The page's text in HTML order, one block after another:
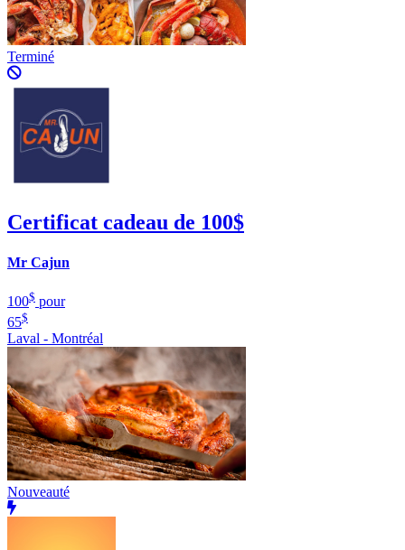
Terminé
Certificat cadeau de 100$
Mr Cajun
100$ pour
65$
Laval - Montréal
Nouveauté